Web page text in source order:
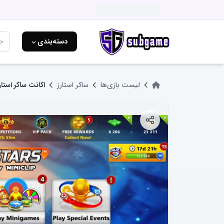
دسته‌بندی ⌵
لیست بازی‌ها ساکر استارز اکانت ساکر